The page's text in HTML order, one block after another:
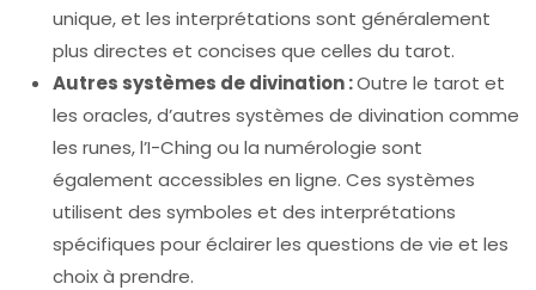
unique, et les interprétations sont généralement
plus directes et concises que celles du tarot.
Autres systèmes de divination :Outre le tarot et
les oracles, d’autres systèmes de divination comme
les runes, l’I-Ching ou la numérologie sont
également accessibles en ligne. Ces systèmes
utilisent des symboles et des interprétations
spécifiques pour éclairer les questions de vie et les
choix à prendre.